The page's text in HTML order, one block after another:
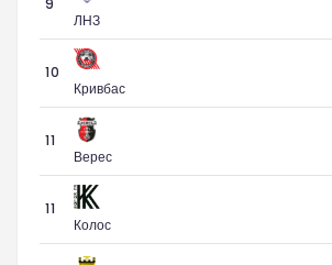
ЛНЗ
10
Кривбас
11
Верес
11
Колос